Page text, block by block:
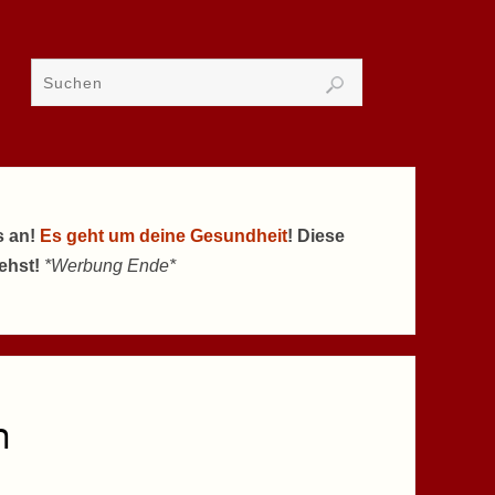
an! Es geht um deine Gesundheit! Diese
*Werbung Ende*